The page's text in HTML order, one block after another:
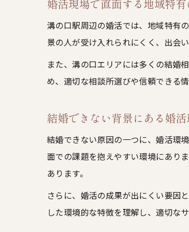
婚活現場で直面する地域特
溝の口駅周辺の婚活では、地域特有
景の人が受け入れられにくく、出会
また、溝の口エリアには多くの結婚
め、適切な相談所選びや信頼できる
結婚できない背景にある婚
結婚できない原因の一つに、婚活環
面での課題を抱えやすい環境にあり
あります。
さらに、婚活の成果が出にくい要因
した環境的な特徴を理解し、適切な